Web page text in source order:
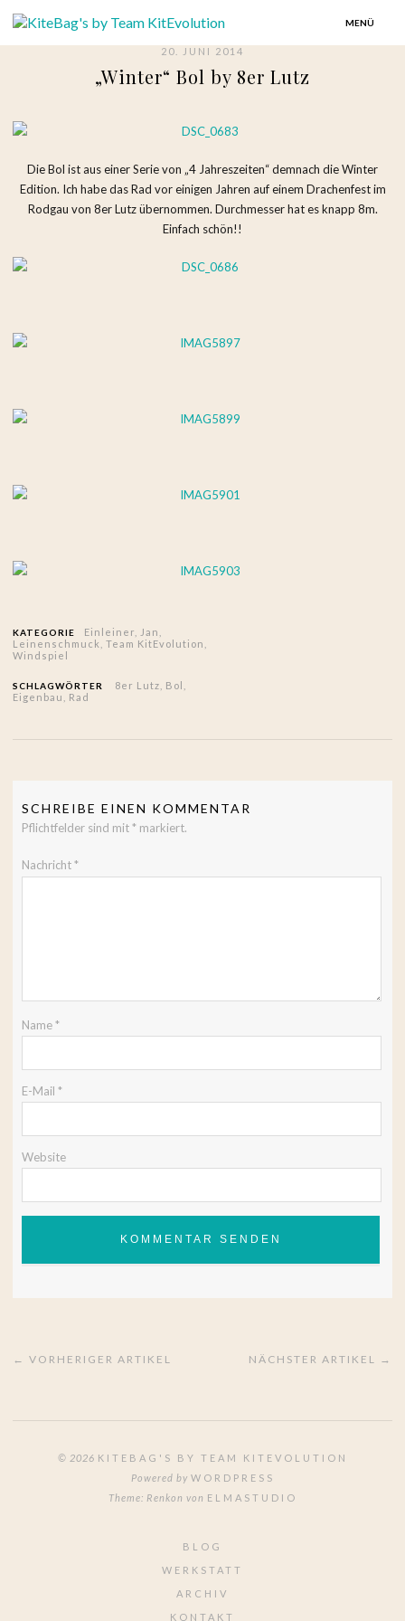
MENÜ
20. JUNI 2014
„Winter“ Bol by 8er Lutz
Die Bol ist aus einer Serie von „4 Jahreszeiten“ demnach die Winter
Edition. Ich habe das Rad vor einigen Jahren auf einem Drachenfest im
Rodgau von 8er Lutz übernommen. Durchmesser hat es knapp 8m.
Einfach schön!!
KATEGORIE Einleiner Jan
Leinenschmuck
Team KitEvolution
Windspiel
SCHLAGWÖRTER 8er Lutz Bol
Eigenbau
Rad
SCHREIBE EINEN KOMMENTAR
Pflichtfelder sind mit* markiert.
Nachricht*
Name*
E-Mail *
Website
NÄCHSTER ARTIKEL →
← VORHERIGER ARTIKEL
© 2026 KITEBAG'S BY TEAM KITEVOLUTION
Powered by WORDPRESS
Theme: Renkon von ELMASTUDIO
BLOG
WERKSTATT
ARCHIV
KONTAKT